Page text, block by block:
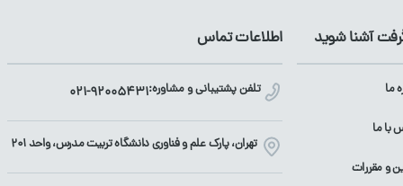
آشنا شوید
ما
با ما
و مقررات
اطلاعات تماس
تلفن پشتیبانی و مشاوره:021-92005431
تهران، پارک علم و فناوری دانشگاه تربیت مدرس، واحد ۲۰۱